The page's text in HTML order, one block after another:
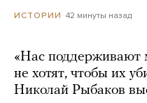
ИСТОРИИ 42 минуты назад
«Нас поддерживают
не хотят, чтобы их
Николай Рыбаков